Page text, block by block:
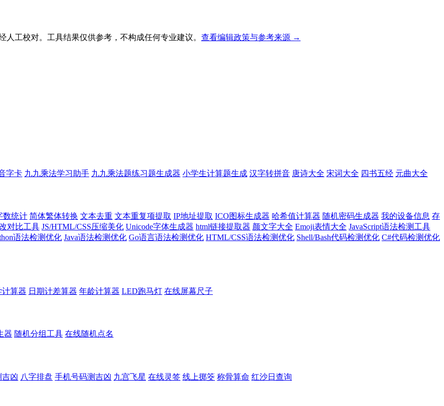
工校对。工具结果仅供参考，不构成任何专业建议。 查看编辑政策与参考来源 →
字卡 九九乘法学习助手 九九乘法题练习题生成器 小学生计算题生成 汉字转拼音 唐诗大全 宋词大全 四书五经 元曲大全
数统计 简体繁体转换 文本去重 文本重复项提取 IP地址提取 ICO图标生成器 哈希值计算器 随机密码生成器 我的设备信息 存
对比工具 JS/HTML/CSS压缩美化 Unicode字体生成器 html链接提取器 颜文字大全 Emoji表情大全 JavaScript语法检测工具
语法检测优化 Java语法检测优化 Go语言语法检测优化 HTML/CSS语法检测优化 Shell/Bash代码检测优化 C#代码检测优化
计算器 日期计差算器 年龄计算器 LED跑马灯 在线屏幕尺子
器 随机分组工具 在线随机点名
吉凶 八字排盘 手机号码测吉凶 九宫飞星 在线灵签 线上掷筊 称骨算命 红沙日查询